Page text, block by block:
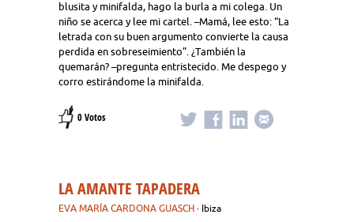
blusita y minifalda, hago la burla a mi colega. Un
niño se acerca y lee mi cartel. –Mamá, lee esto: “La
letrada con su buen argumento convierte la causa
perdida en sobreseimiento”. ¿También la
quemarán? –pregunta entristecido. Me despego y
corro estirándome la minifalda.
0 Votos
LA AMANTE TAPADERA
EVA MARÍA CARDONA GUASCH · Ibiza